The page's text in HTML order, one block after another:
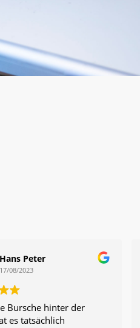
Hans Peter
17/08/2023
Bursche hinter der
es tatsächlich